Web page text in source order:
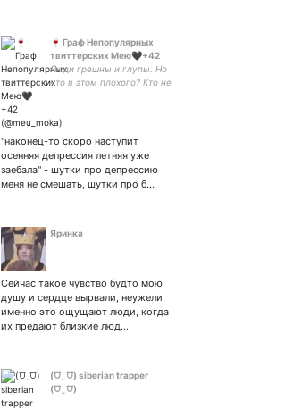
🍷 Граф Непопулярных
твиттерских Мею🖤+42
Люди грешны и глупы. Но
что в этом плохого? Кто не
держу! Досвидульки и
мыслей. Я Должник
Кармы.
"наконец-то скоро наступит
осенняя депрессия летняя уже
заебала" - шутки про депрессию
меня не смешать, шутки про б…
Яринка
Сейчас такое чувство будто мою
душу и сердце вырвали, неужели
именно это ощущают люди, когда
их предают близкие люд…
(⩌ˬ⩌) siberian trapper
(⩌ˬ⩌)